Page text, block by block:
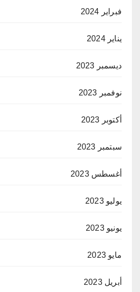
فبراير 2024
يناير 2024
ديسمبر 2023
نوفمبر 2023
أكتوبر 2023
سبتمبر 2023
أغسطس 2023
يوليو 2023
يونيو 2023
مايو 2023
أبريل 2023